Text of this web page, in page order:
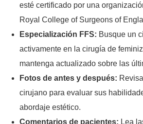
esté certificado por una
Royal College of Surgeons of
Especialización FFS: Busque un
activamente en la cirugía de
mantenga actualizado sobre las
Fotos de antes y después:
cirujano para evaluar sus
abordaje estético.
Comentarios de pacientes: Lea